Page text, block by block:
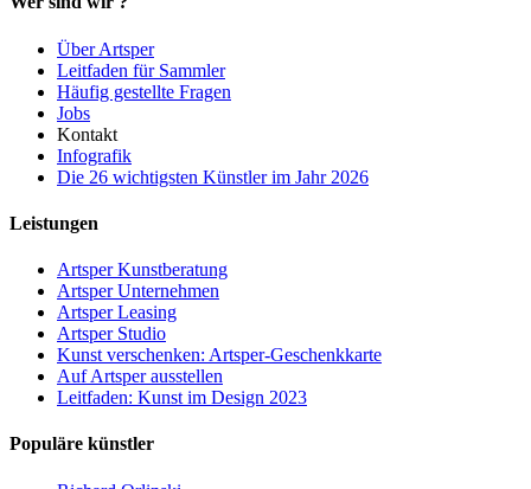
Über Artsper
Leitfaden für Sammler
Häufig gestellte Fragen
Jobs
Kontakt
Infografik
Die 26 wichtigsten Künstler im Jahr 2026
Leistungen
Artsper Kunstberatung
Artsper Unternehmen
Artsper Leasing
Artsper Studio
Kunst verschenken: Artsper-Geschenkkarte
Auf Artsper ausstellen
Leitfaden: Kunst im Design 2023
Populäre künstler